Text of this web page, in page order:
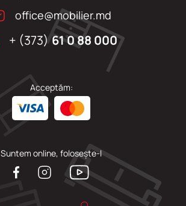
office@mobilier.md
+ (373)61 0 88 000
Acceptăm:
Suntem online, folosește-l